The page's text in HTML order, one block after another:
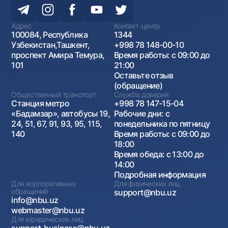
Адрес
100084, Республика
Узбекистан,Ташкент,
проспект Амира Темура,
101
Контакт-центр
1344
+998 78 148-00-10
Время работы: с 09:00 до
21:00
Оставьте отзыв
(обращение)
Общественный транспорт
Станция метро
«Бадамзар», автобусы 19,
24, 51, 67, 91, 93, 95, 115,
140
Служба доверия
+998 78 147-15-04
Рабочие дни: с
понедельника по пятницу
Время работы: с 09:00 до
18:00
Время обеда: с 13:00 до
14:00
Подробная информация
Для корпоративных
обращений
info@nbu.uz
webmaster@nbu.uz
Для физических лиц
support@nbu.uz
Для юридических лиц